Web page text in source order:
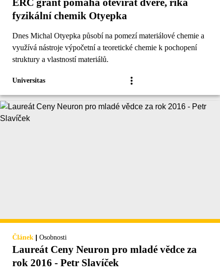
ERC grant pomáhá otevírat dveře, říká
fyzikální chemik Otyepka
Dnes Michal Otyepka působí na pomezí materiálové chemie a
využívá nástroje výpočetní a teoretické chemie k pochopení
struktury a vlastností materiálů.
Universitas
Článek | Osobnosti
Laureát Ceny Neuron pro mladé vědce za
rok 2016 - Petr Slavíček